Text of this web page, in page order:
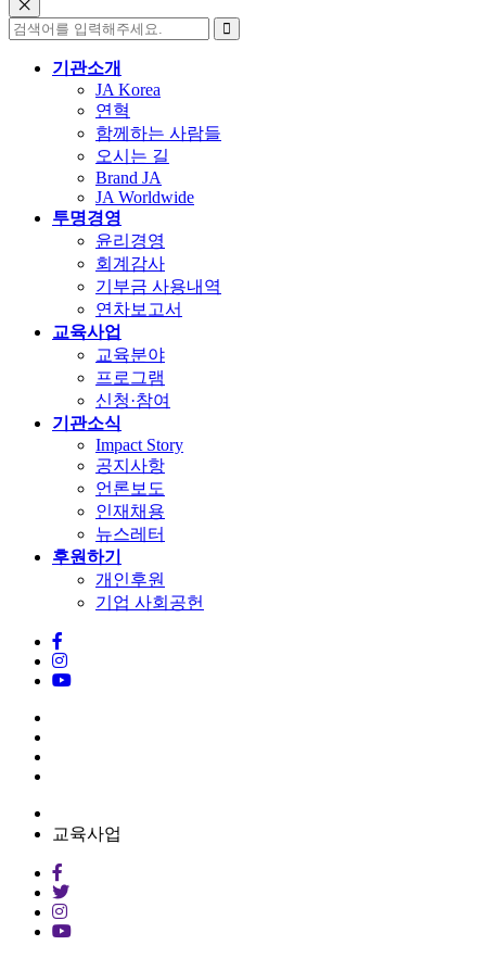
기관소개
JA Korea
연혁
함께하는 사람들
오시는 길
Brand JA
JA Worldwide
투명경영
윤리경영
회계감사
기부금 사용내역
연차보고서
교육사업
교육분야
프로그램
신청·참여
기관소식
Impact Story
공지사항
언론보도
인재채용
뉴스레터
후원하기
개인후원
기업 사회공헌
교육사업